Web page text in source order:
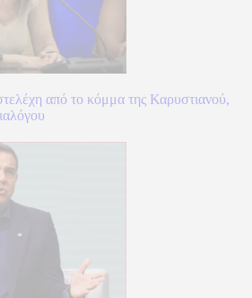
από το κόμμα της Καρυστιανού,